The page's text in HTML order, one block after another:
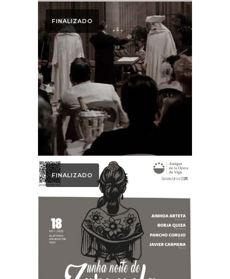
El maestro de
música
11º Ciclo Cine & Ópera
FINALIZADO
UNA NOCHE DE
ZARZUELA
Otoño Lírico
FINALIZADO